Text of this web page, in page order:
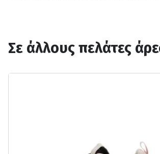
Σε άλλους πελάτες